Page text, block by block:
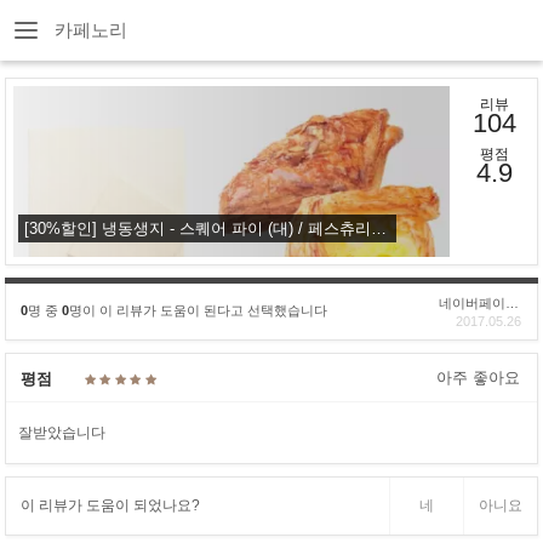
카페노리
[30%할인] 냉동생지 - 스퀘어 파이 (대) / 페스츄리 시트
리뷰
104
평점
4.9
0명 중 0명이 이 리뷰가 도움이 된다고 선택했습니다
2017.05.26
평점 아주 좋아요
잘받았습니다
이 리뷰가 도움이 되었나요? 네 아니요